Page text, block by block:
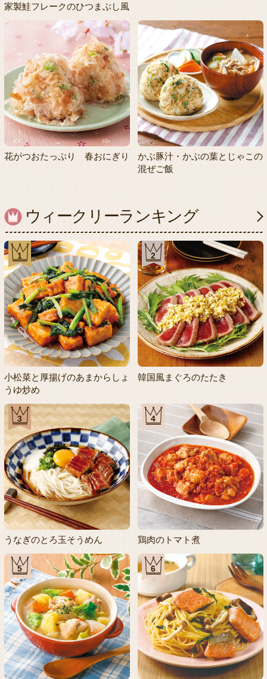
家製鮭フレークのひつまぶし風
花がつおたっぷり 春おにぎり
かぶ豚汁・かぶの葉とじゃこの
混ぜご飯
ウィークリーランキング
1
小松菜と厚揚げのあまからしょ
うゆ炒め
2
韓国風まぐろのたたき
3
うなぎのとろ玉そうめん
4
鶏肉のトマト煮
5 6